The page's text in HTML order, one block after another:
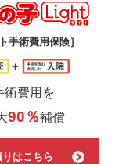
手術費用保険］
術費用を
90％補償
りはこちら